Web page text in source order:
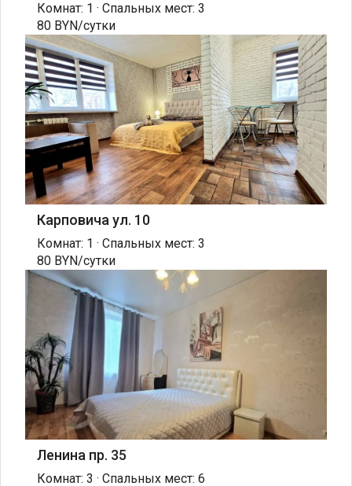
Комнат: 1 · Спальных мест: 3
80 BYN/сутки
Карповича ул. 10
Комнат: 1 · Спальных мест: 3
80 BYN/сутки
Ленина пр. 35
Комнат: 3 · Спальных мест: 6